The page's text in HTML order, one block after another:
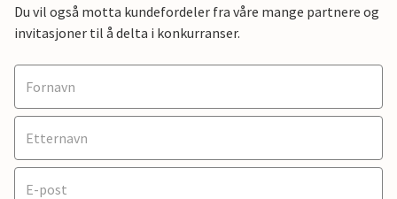
Du vil også motta kundefordeler fra våre mange partnere og
invitasjoner til å delta i konkurranser.